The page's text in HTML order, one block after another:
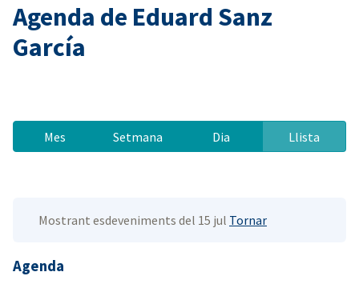
Agenda de Eduard Sanz
García
Mes Setmana Dia Llista
Mostrant esdeveniments del 15 jul Tornar
Agenda